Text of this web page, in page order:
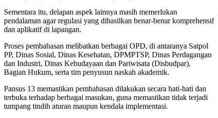
Sementara itu, delapan aspek lainnya masih memerlukan
pendalaman agar regulasi yang dihasilkan benar-benar komprehensif
dan aplikatif di lapangan.
Proses pembahasan melibatkan berbagai OPD, di antaranya Satpol
PP, Dinas Sosial, Dinas Kesehatan, DPMPTSP, Dinas Perdagangan
dan Industri, Dinas Kebudayaan dan Pariwisata (Disbudpar),
Bagian Hukum, serta tim penyusun naskah akademik.
Pansus 13 memastikan pembahasan dilakukan secara hati-hati dan
terbuka terhadap berbagai masukan, guna memastikan tidak terjadi
tumpang tindih aturan maupun kendala implementasi.